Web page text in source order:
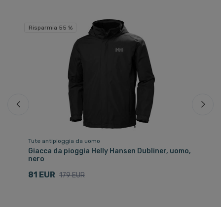
Risparmia 55 %
Tute antipioggia da uomo
Giacca da pioggia Helly Hansen Dubliner, uomo,
nero
81 EUR 179 EUR